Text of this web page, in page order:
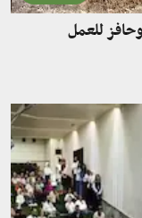
للعمل